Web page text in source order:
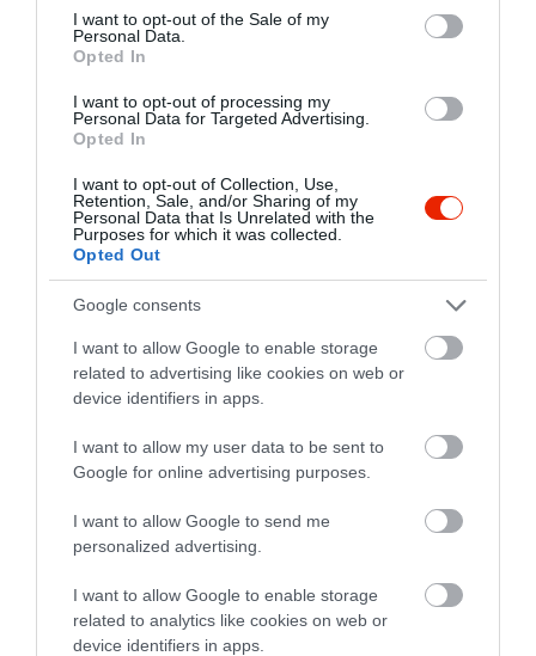
consent section.
I want to opt-out of the Sale of my
Personal Data.
Opted In
I want to opt-out of processing my
Personal Data for Targeted Advertising.
Opted In
I want to opt-out of Collection, Use,
Retention, Sale, and/or Sharing of my
Personal Data that Is Unrelated with the
Purposes for which it was collected.
Opted Out
Google consents
I want to allow Google to enable storage
related to advertising like cookies on web or
device identifiers in apps.
I want to allow my user data to be sent to
Google for online advertising purposes.
I want to allow Google to send me
personalized advertising.
I want to allow Google to enable storage
related to analytics like cookies on web or
device identifiers in apps.
Értékelések
5.0 5 2
4 0
2
1 0